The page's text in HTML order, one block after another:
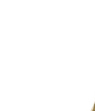
SEGURIDAD EN